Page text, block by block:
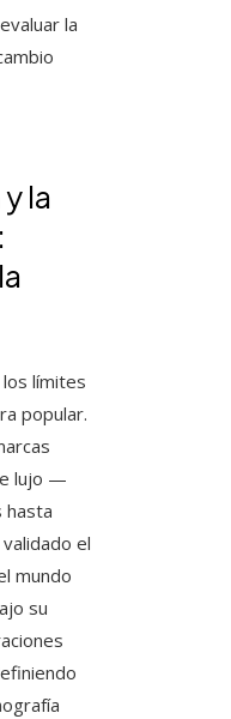
la
la
límites
popular.
lujo —
hasta
el
mundo
su